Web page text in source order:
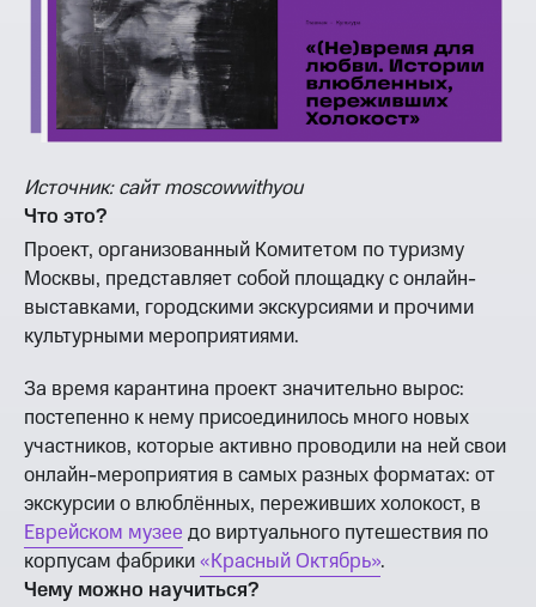
Источник: сайт moscowwithyou
Что это?
Проект, организованный Комитетом по туризму
Москвы, представляет собой площадку с онлайн-
выставками, городскими экскурсиями и прочими
культурными мероприятиями.
За время карантина проект значительно вырос:
постепенно к нему присоединилось много новых
участников, которые активно проводили на ней свои
онлайн-мероприятия в самых разных форматах: от
экскурсии о влюблённых, переживших холокост, в
Еврейском музее до виртуального путешествия по
корпусам фабрики«Красный Октябрь».
Чему можно научиться?